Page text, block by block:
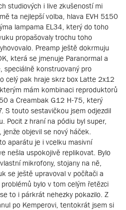
studiových i live zkušeností mi
ta nejlepší volba, hlava EVH 5150
lampama EL34, který do toho
propašovaly trochu toho
Preamp ještě dokrmuju
která se jmenuje Paranormal a
speciálně konstruovaný pro
celý pak hraje skrz box Latte 2x12
mám kombinaci reproduktorů
a Creambak G12 H-75, který
S touto sestavičkou jsem odjezdil
Pocit z hraní na pódiu byl super,
objevil se nový háček.
aparátu je i vcelku masivní
nešla uspokojivě replikovat. Bylo
mikrofony, stojany na ně,
se ještě upravoval v počítači a
bylo v tom celým řetězci
to i párkrát nehezky pokazilo. Z
po Kemperovi, tentokrát jsem si